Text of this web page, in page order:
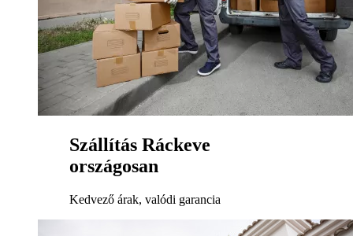
Szállítás Ráckeve
országosan
Kedvező árak, valódi garancia